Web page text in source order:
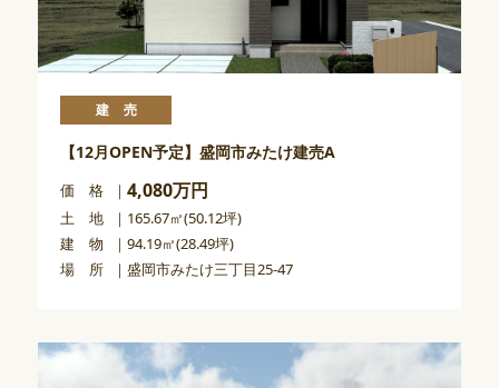
建売
【12月OPEN予定】盛岡市みたけ建売A
価 格 4,080万円
土 地
165.67㎡(50.12坪)
建 物
94.19㎡(28.49坪)
場 所
盛岡市みたけ三丁目25-47